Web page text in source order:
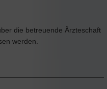
die betreuende Ärzteschaft
werden.